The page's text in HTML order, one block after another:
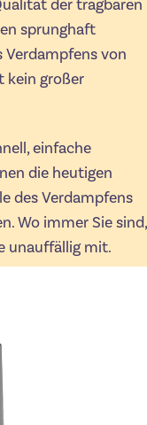
der tragbaren
sprunghaft
von
kein großer
einfache
die heutigen
des Verdampfens
Wo immer Sie sind,
unauffällig mit.